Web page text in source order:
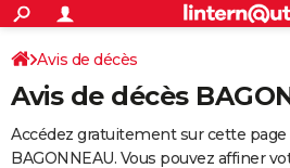
ACTUALITÉS
Politique
Société
Faits Divers
Education
Monde
Villes
+
SPORT
Coupe du monde 2026
Football
Tennis
Cyclisme
Rugby
Forum
Programme TV
TNT
Streaming
Cinéma
Sorties cinéma
Musique
+
FINANCE
Avis de décès
Avis de décès
Accédez gratuitement sur cette page
BAGONNEAU. Vous pouvez affiner